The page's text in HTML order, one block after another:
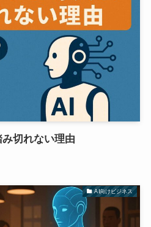
切れない理由
AI向けビジネス